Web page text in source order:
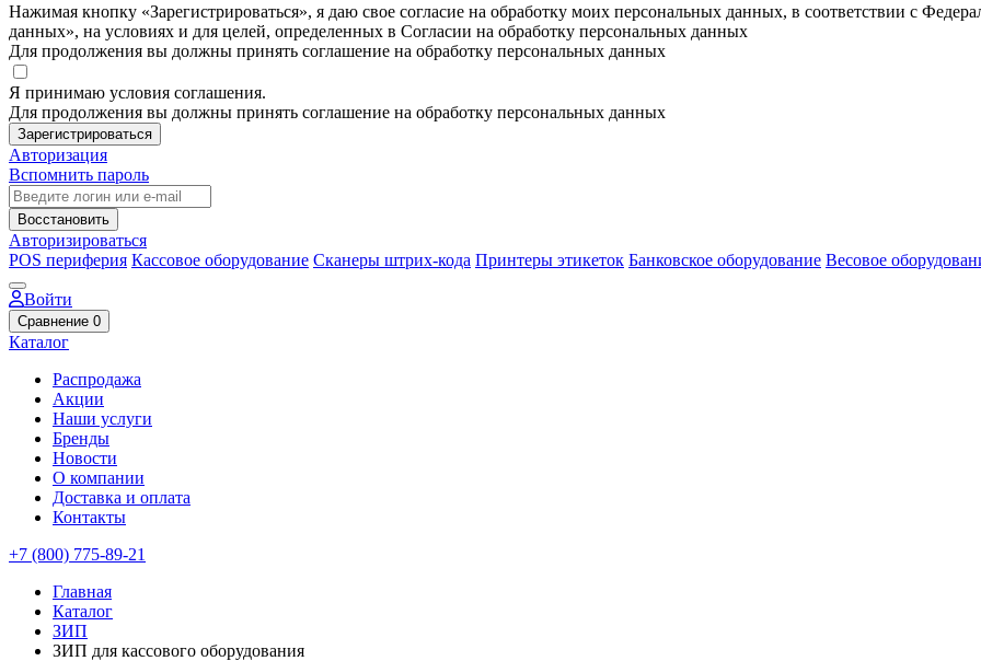
Нажимая кнопку «Зарегистрироваться», я даю свое согласие на обработку моих персональных данных, в соответствии с
данных», на условиях и для целей, определенных в Согласии на обработку персональных данных
Для продолжения вы должны принять соглашение на обработку персональных данных
Я принимаю условия соглашения.
Для продолжения вы должны принять соглашение на обработку персональных данных
Зарегистрироваться
Авторизация
Вспомнить пароль
Восстановить
Авторизироваться
POS периферия Кассовое оборудование Сканеры штрих-кода Принтеры этикеток Банковское оборудование Весовое
Войти
Сравнение 0
Каталог
Распродажа
Акции
Наши услуги
Бренды
Новости
О компании
Доставка и оплата
Контакты
+7 (800) 775-89-21
Главная
Каталог
ЗИП
ЗИП для кассового оборудования